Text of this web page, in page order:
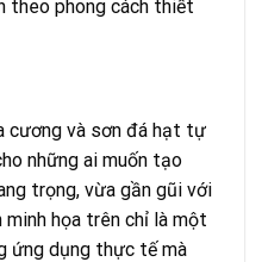
theo phong cách thiết
cương và sơn đá hạt tự
những ai muốn tạo
trọng, vừa gần gũi với
minh họa trên chỉ là một
ứng dụng thực tế mà